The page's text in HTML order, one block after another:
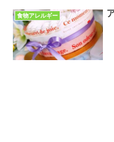
食物アレルギー